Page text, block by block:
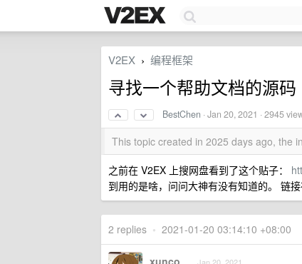
V2EX › 编程框架
寻找一个帮助文档的源码
BestChen ·Jan 20, 2021 · 2945
This topic created in 2025 days ago, the
之前在 V2EX 上搜网盘看到了这个贴子：
到用的是啥，问问大神有没有知道的。 链接
2 replies • 2021-01-20 03:14:10 +08:00
xunco